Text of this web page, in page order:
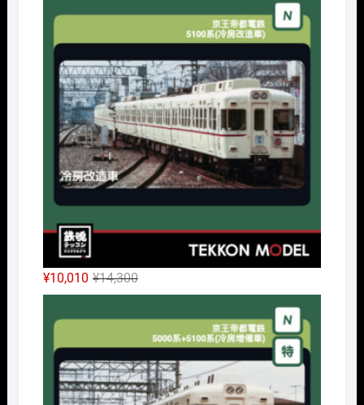
価
¥32,450
で
し
た。
の
は
¥24,338
で
す。
¥14,300元
の
価
¥14,300
で
¥10,010
現
在
の
は
¥10,010